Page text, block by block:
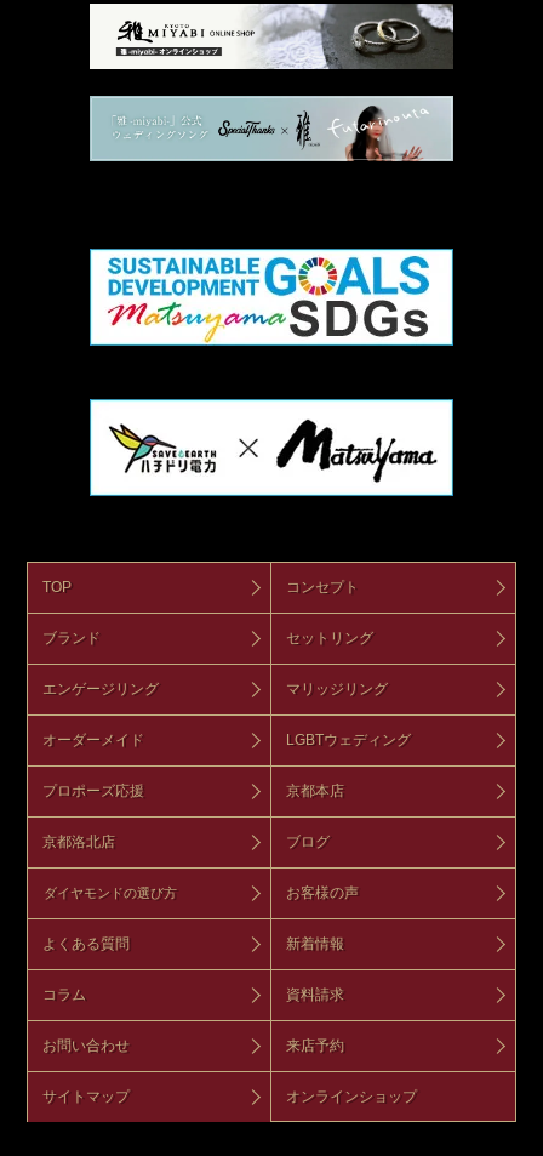
TOP コンセプト
ブランド セットリング
エンゲージリング マリッジリング
オーダーメイド LGBTウェディング
プロポーズ応援 京都本店
京都洛北店 ブログ
ダイヤモンドの選び方 お客様の声
よくある質問 新着情報
コラム 資料請求
お問い合わせ 来店予約
サイトマップ オンラインショップ